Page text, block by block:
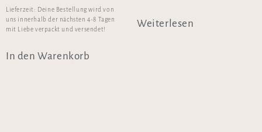
Lieferzeit: Deine Bestellung wird von
uns innerhalb der nächsten 4-8 Tagen
mit Liebe verpackt und versendet!
In den Warenkorb
Weiterlesen